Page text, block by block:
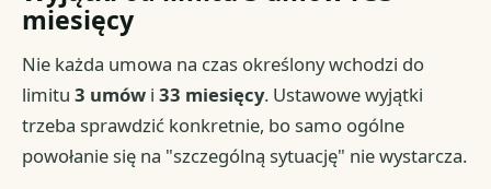
miesięcy
Nie każda umowa na czas określony wchodzi do
limitu3 umów i33 miesięcy. Ustawowe wyjątki
trzeba sprawdzić konkretnie, bo samo ogólne
powołanie się na "szczególną sytuację" nie wystarcza.